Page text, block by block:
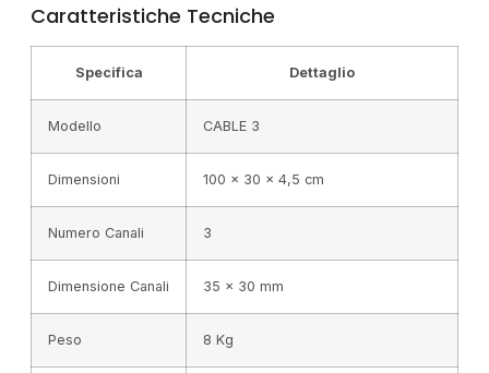
Caratteristiche Tecniche
Specifica Dettaglio
Modello CABLE 3
Dimensioni 100 × 30 × 4,5 cm
Numero Canali 3
Dimensione Canali 35 × 30 mm
Peso 8 Kg